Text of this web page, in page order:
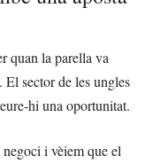
quan la parella va
sector de les ungles
hi una oportunitat.
i vèiem que el